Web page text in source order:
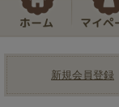
新規会員登録